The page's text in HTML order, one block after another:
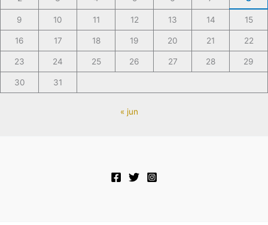
9 10 11 12 13 14 15
16 17 18 19 20 21 22
23 24 25 26 27 28 29
30 31
« jun